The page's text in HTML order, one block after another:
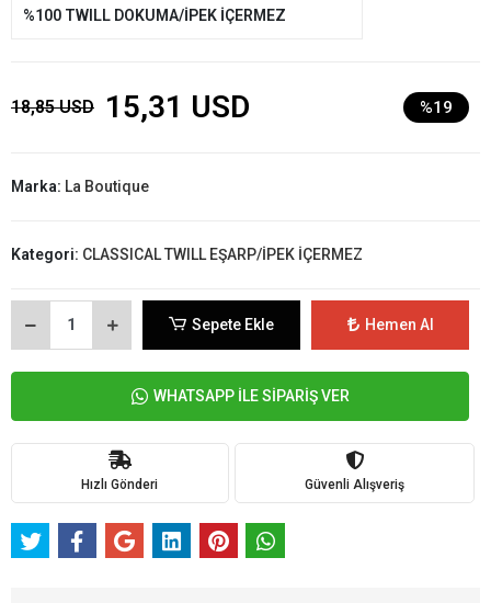
%100 TWILL DOKUMA/İPEK İÇERMEZ
18,85 USD 15,31 USD %19
Marka: La Boutique
Kategori: CLASSICAL TWILL EŞARP/İPEK İÇERMEZ
Sepete Ekle Hemen Al
WHATSAPP İLE SİPARİŞ VER
Hızlı Gönderi Güvenli Alışveriş